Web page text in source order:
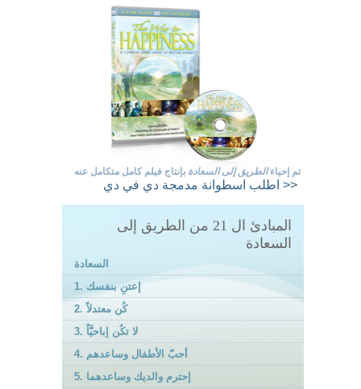
تم إحياءالطريق إلى السعادة بإنتاج فيلم كامل متكامل عنه
اطلب اسطوانة مدمجة دي في دي >>
المبادئ ال 21 من الطريق إلى
السعادة
السعادة
1. إعتنِ بنفسك
2. كُن معتدلاً
3. لا تكُن إباحيَّاً
4. أحبّ الأطفال وساعدهم
5. إحترم والديك وساعدهما